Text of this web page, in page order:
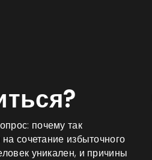
почему так
сочетание избыточного
уникален, и причины